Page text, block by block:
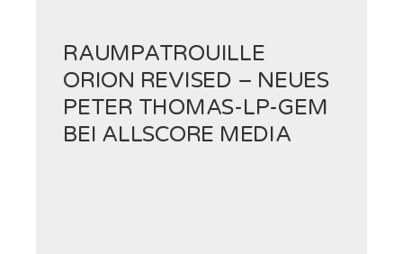
RAUMPATROUILLE
ORION REVISED – NEUES
PETER THOMAS-LP-GEM
BEI ALLSCORE MEDIA